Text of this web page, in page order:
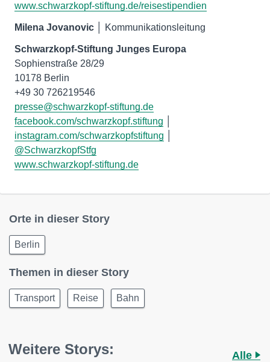
www.schwarzkopf-stiftung.de/reisestipendien
Milena Jovanovic │ Kommunikationsleitung
Schwarzkopf-Stiftung Junges Europa
Sophienstraße 28/29
10178 Berlin
+49 30 726219546
presse@schwarzkopf-stiftung.de
facebook.com/schwarzkopf.stiftung
instagram.com/schwarzkopfstiftung
@SchwarzkopfStfg
www.schwarzkopf-stiftung.de
Orte in dieser Story
Berlin
Themen in dieser Story
Transport Reise Bahn
Weitere Storys:
Alle